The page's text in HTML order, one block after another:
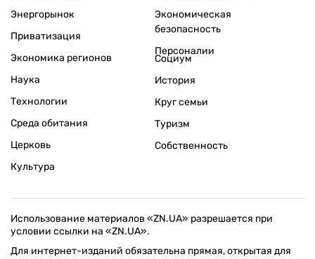
Энергорынок
Приватизация
Экономика регионов
Экономическая
безопасность
Персоналии
Наука
Технологии
Среда обитания
Церковь
Культура
Социум
История
Круг семьи
Туризм
Собственность
Использование материалов «ZN.UA» разрешается при
условии ссылки на «ZN.UA».
Для интернет-изданий обязательна прямая, открытая для